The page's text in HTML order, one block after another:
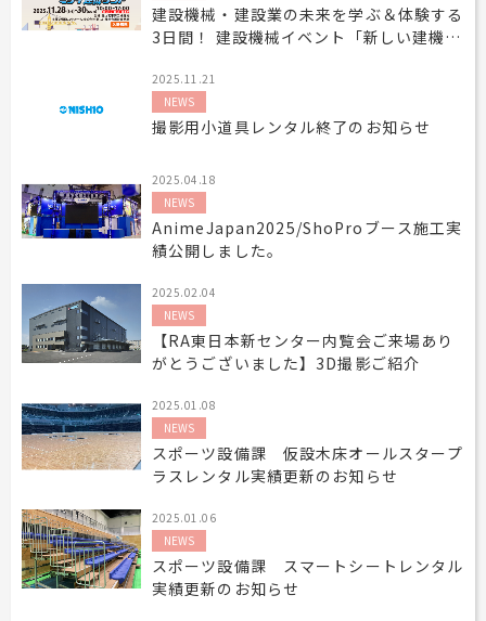
工事用テント・テント倉庫事業
Construction tent / tent warehouse business
木造モジュール事業
Wooden module business
スポーツ施設資材事業
地面養生事業
Ground curing business
映像・中継機機レンタル事業
Video / relay equipment rental business
地域密着イベント
Community-based event business
キッズ・アミューズメント事業
Kids amusement business
フランチャイズ事業
Franchise business
まちづくり事業
Community Development Business
ブログ
レンタルシステムのご案内
プロセス
Process
イベント会場の設営／施工について
会社案内
お問合せ
Contact
建設機械・建設業の未来を学ぶ＆体験する
3日間！ 建設機械イベント「新しい建機展
(金)から大阪・森ノ宮で開催！
2025.11.21
NEWS
撮影用小道具レンタル終了のお知らせ
2025.04.18
NEWS
AnimeJapan2025/ShoProブース施工実
績公開しました。
2025.02.04
NEWS
【RA東日本新センター内覧会ご来場あり
がとうございました】3D撮影ご紹介
2025.01.08
NEWS
スポーツ設備課 仮設木床オールスタープ
ラスレンタル実績更新のお知らせ
2025.01.06
NEWS
スポーツ設備課 スマートシートレンタル
実績更新のお知らせ